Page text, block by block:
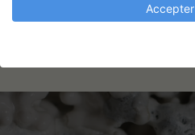
17.05.2010 -